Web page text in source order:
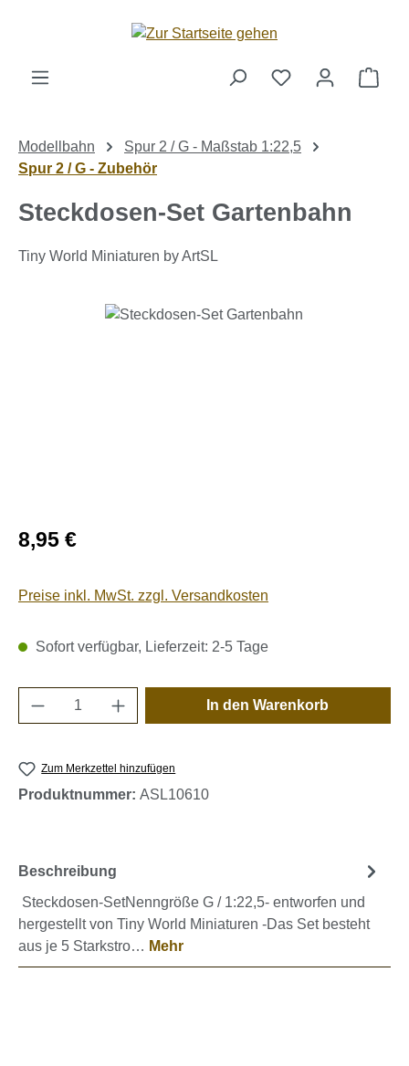
Zum Hauptinhalt springen
Modellbahn
Spur 2 / G - Maßstab 1:22,5
Spur 2 / G - Zubehör
Steckdosen-Set Gartenbahn
Tiny World Miniaturen by ArtSL
Bildergalerie überspringen
Regulärer Preis:
8,95 €
Preise inkl. MwSt. zzgl. Versandkosten
Sofort verfügbar, Lieferzeit: 2-5 Tage
Produkt Anzahl: Gib den gewünschten
In den Warenkorb
Zum Merkzettel hinzufügen
Produktnummer: ASL10610
Beschreibung
Steckdosen-SetNenngröße G / 1:22,5- entworfen und
hergestellt von Tiny World Miniaturen -Das Set besteht
aus je 5 Starkstro… Mehr